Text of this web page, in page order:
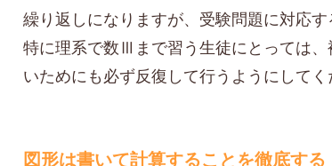
繰り返しになりますが、受験問題に対応
特に理系で数Ⅲまで習う生徒にとっては
いためにも必ず反復して行うようにしてく
図形は書いて計算することを徹底する